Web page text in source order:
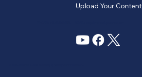
Upload Your Content